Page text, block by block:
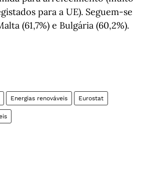
para a UE). Seguem-se
(61,7%) e Bulgária (60,2%).
Energias renováveis Eurostat